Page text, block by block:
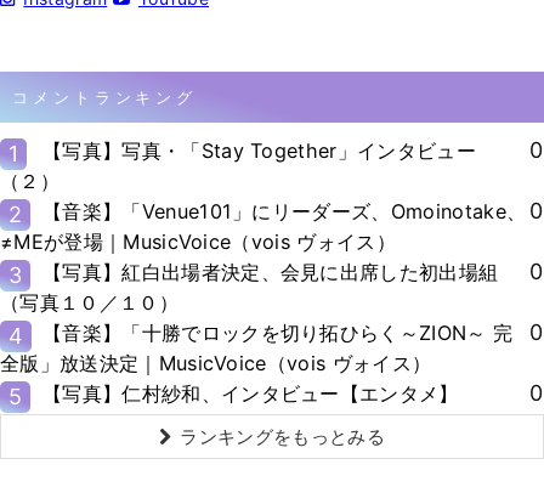
コメントランキング
1
【写真】写真・「Stay Together」インタビュー
（２）
0
2
【音楽】「Venue101」にリーダーズ、Omoinotake、
≠MEが登場｜MusicVoice（vois ヴォイス）
0
3
【写真】紅白出場者決定、会見に出席した初出場組
（写真１０／１０）
0
4
【音楽】「十勝でロックを切り拓ひらく～ZION～ 完
全版」放送決定｜MusicVoice（vois ヴォイス）
0
5 【写真】仁村紗和、インタビュー【エンタメ】 0
ランキングをもっとみる